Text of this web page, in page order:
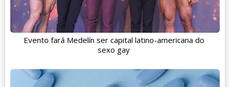
Evento fará Medelín ser capital latino-americana do
sexo gay